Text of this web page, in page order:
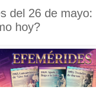
del 26 de
hoy?